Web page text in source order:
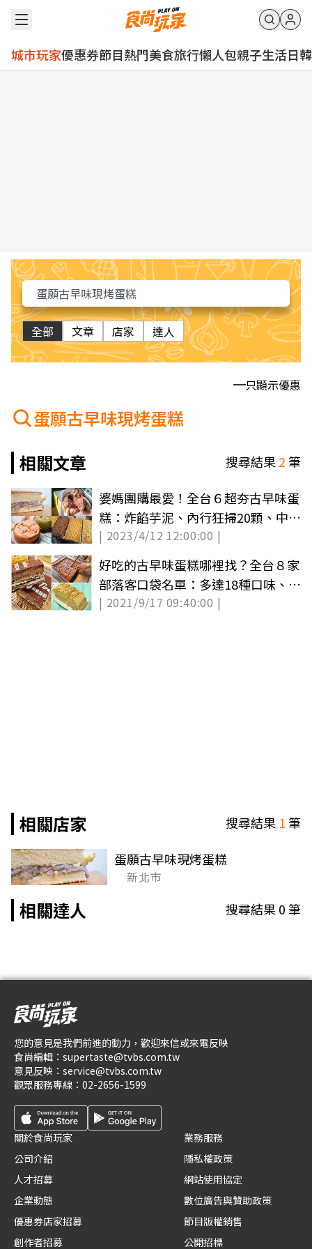
城市玩家優惠券節目熱門美食旅行懶人包親子生活日韓
全部 文章 店家 達人
只顯示優惠
蛋願古早味現烤蛋糕
相關文章
搜尋結果2筆
婆媽團購最愛！全台６超夯古早味蛋
糕：炸餡芋泥、內行狂掃20顆、中午
前完售
| 2023/4/12 12:00:00 |
好吃的古早味蛋糕哪裡找？全台８家
部落客口袋名單：多達18種口味、
40年老店
| 2021/9/17 09:40:00 |
相關店家 搜尋結果 1筆
蛋願古早味現烤蛋糕
新北市
相關達人 搜尋結果0筆
您的意見是我們前進的動力，歡迎來信或來電反映
食尚編輯： supertaste@tvbs.com.tw
意見反映： service@tvbs.com.tw
觀眾服務專線： 02-2656-1599
關於食尚玩家
公司介紹
人才招募
企業動態
優惠券店家招募
創作者招募
業務服務
隱私權政策
網站使用協定
數位廣告與贊助政策
節目版權銷售
公開招標